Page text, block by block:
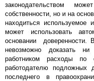
законодательством
собственности, но и на
находиться
может использовать
основании доверенности.
невозможно доказать
работником расходы по
работодателю подложных
последнего в